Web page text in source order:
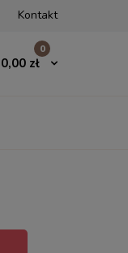
Kontakt
0
0,00 zł